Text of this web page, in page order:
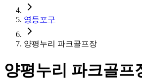
영등포구
양평누리 파크골프장
양평누리 파크골프